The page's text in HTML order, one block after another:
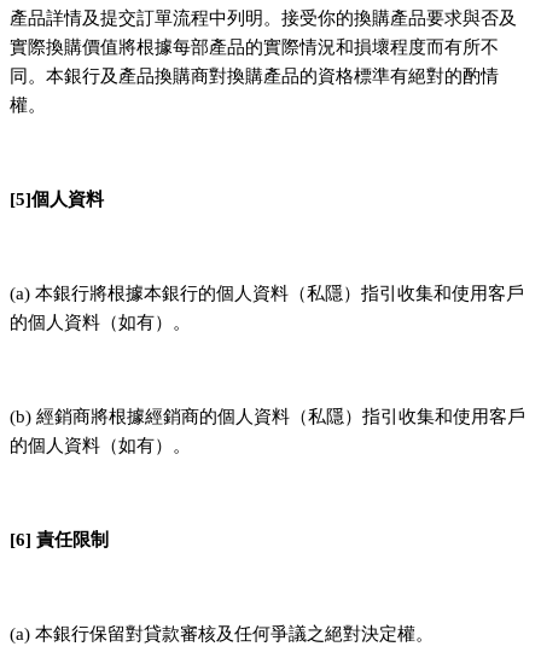
產品詳情及提交訂單流程中列明。接受你的換購產品要求與否及
實際換購價值將根據每部產品的實際情況和損壞程度而有所不
同。本銀行及產品換購商對換購產品的資格標準有絕對的酌情
權。
[5]個人資料
(a) 本銀行將根據本銀行的個人資料（私隱）指引收集和使用客戶
的個人資料（如有）。
(b) 經銷商將根據經銷商的個人資料（私隱）指引收集和使用客戶
的個人資料（如有）。
[6] 責任限制
(a) 本銀行保留對貸款審核及任何爭議之絕對決定權。